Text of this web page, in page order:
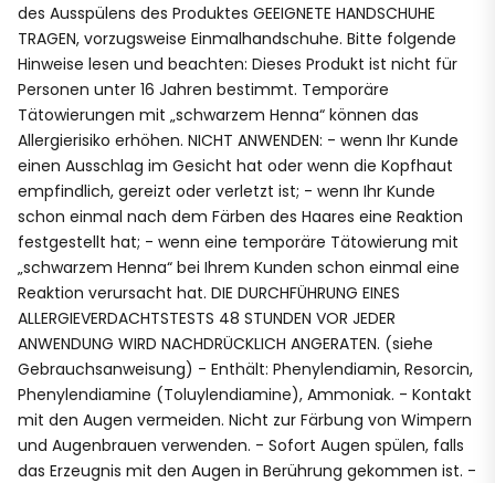
des Ausspülens des Produktes GEEIGNETE HANDSCHUHE
TRAGEN, vorzugsweise Einmalhandschuhe. Bitte folgende
Hinweise lesen und beachten: Dieses Produkt ist nicht für
Personen unter 16 Jahren bestimmt. Temporäre
Tätowierungen mit „schwarzem Henna“ können das
Allergierisiko erhöhen. NICHT ANWENDEN: - wenn Ihr Kunde
einen Ausschlag im Gesicht hat oder wenn die Kopfhaut
empfindlich, gereizt oder verletzt ist; - wenn Ihr Kunde
schon einmal nach dem Färben des Haares eine Reaktion
festgestellt hat; - wenn eine temporäre Tätowierung mit
„schwarzem Henna“ bei Ihrem Kunden schon einmal eine
Reaktion verursacht hat. DIE DURCHFÜHRUNG EINES
ALLERGIEVERDACHTSTESTS 48 STUNDEN VOR JEDER
ANWENDUNG WIRD NACHDRÜCKLICH ANGERATEN. (siehe
Gebrauchsanweisung) - Enthält: Phenylendiamin, Resorcin,
Phenylendiamine (Toluylendiamine), Ammoniak. - Kontakt
mit den Augen vermeiden. Nicht zur Färbung von Wimpern
und Augenbrauen verwenden. - Sofort Augen spülen, falls
das Erzeugnis mit den Augen in Berührung gekommen ist. -